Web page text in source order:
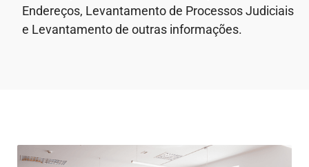
Endereços, Levantamento de Processos Judiciais
e Levantamento de outras informações.